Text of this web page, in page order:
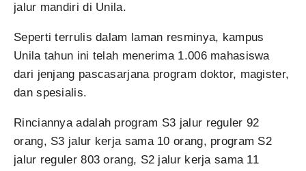
jalur mandiri di Unila.
Seperti terrulis dalam laman resminya, kampus
Unila tahun ini telah menerima 1.006 mahasiswa
dari jenjang pascasarjana program doktor, magister,
dan spesialis.
Rinciannya adalah program S3 jalur reguler 92
orang, S3 jalur kerja sama 10 orang, program S2
jalur reguler 803 orang, S2 jalur kerja sama 11